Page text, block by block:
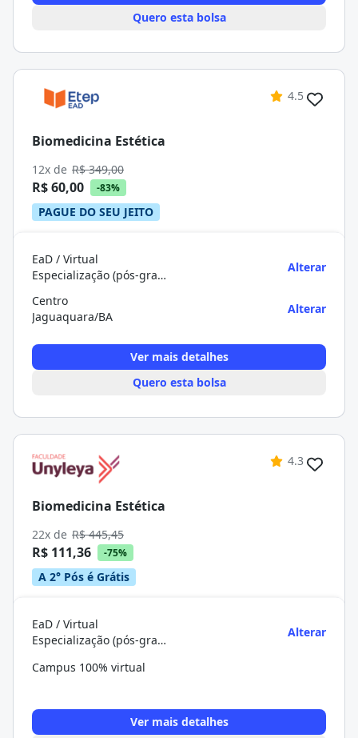
Quero esta bolsa
4.5
Biomedicina Estética
12x de R$ 349,00
R$ 60,00 -83%
PAGUE DO SEU JEITO
EaD / Virtual
Especialização (pós-graduação)
Alterar
Centro
Jaguaquara/BA
Alterar
Ver mais detalhes
Quero esta bolsa
4.3
Biomedicina Estética
22x de R$ 445,45
R$ 111,36 -75%
A 2° Pós é Grátis
EaD / Virtual
Especialização (pós-graduação)
Alterar
Campus 100% virtual
Ver mais detalhes